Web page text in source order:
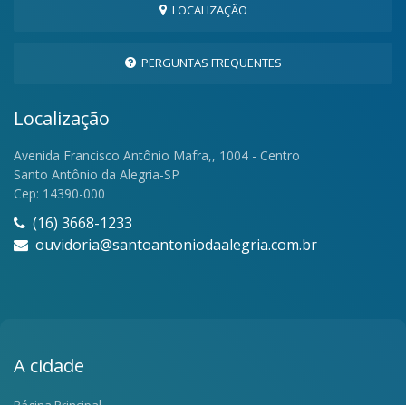
LOCALIZAÇÃO
PERGUNTAS FREQUENTES
Localização
Avenida Francisco Antônio Mafra,, 1004 - Centro
Santo Antônio da Alegria-SP
Cep: 14390-000
(16) 3668-1233
ouvidoria@santoantoniodaalegria.com.br
A cidade